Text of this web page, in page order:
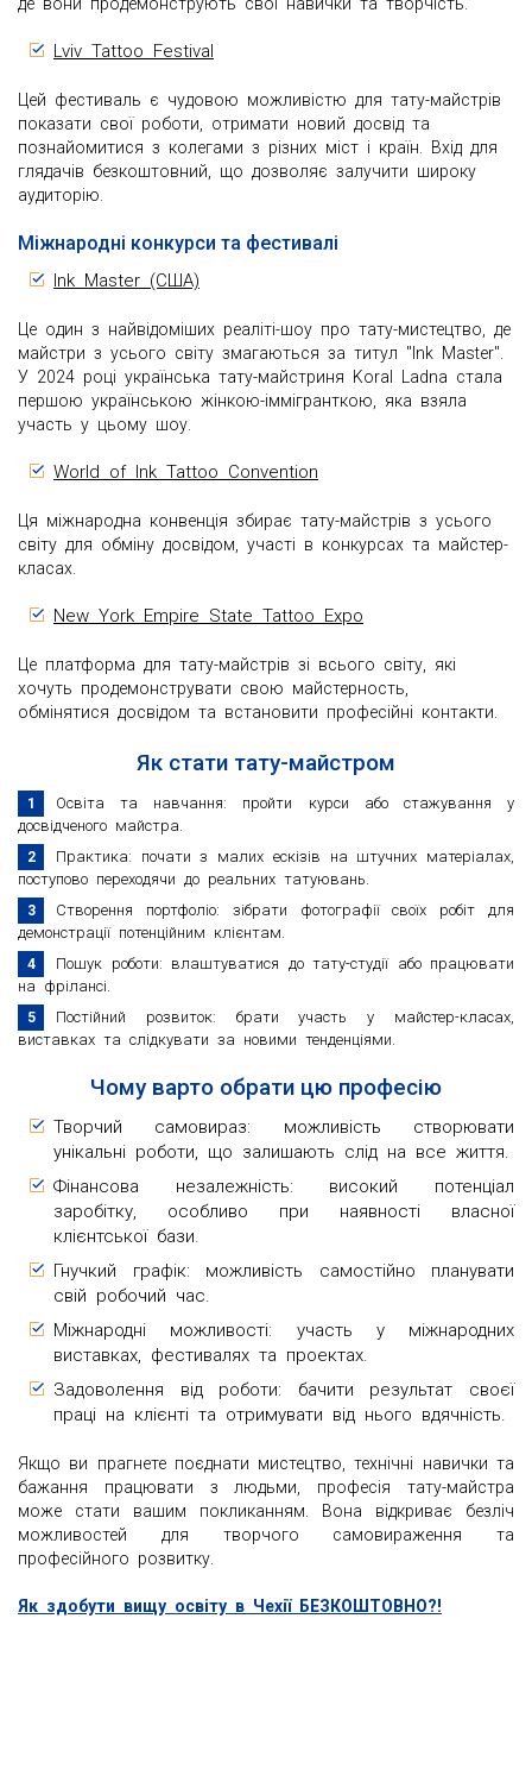
Lviv Tattoo Festival
Цей фестиваль є чудовою можливістю для тату-майстрів
показати свої роботи, отримати новий досвід та
познайомитися з колегами з різних міст і країн. Вхід для
глядачів безкоштовний, що дозволяє залучити широку
аудиторію.
Міжнародні конкурси та фестивалі
Ink Master (США)
Це один з найвідоміших реаліті-шоу про тату-мистецтво, де
майстри з усього світу змагаються за титул "Ink Master".
У 2024 році українська тату-майстриня Koral Ladna стала
першою українською жінкою-іммігранткою, яка взяла
участь у цьому шоу.
World of Ink Tattoo Convention
Ця міжнародна конвенція збирає тату-майстрів з усього
світу для обміну досвідом, участі в конкурсах та майстер-
класах.
New York Empire State Tattoo Expo
Це платформа для тату-майстрів зі всього світу, які
хочуть продемонструвати свою майстерность,
обмінятися досвідом та встановити професійні контакти.
Як стати тату-майстром
Освіта та навчання: пройти курси або стажування у
досвідченого майстра.
Практика: почати з малих ескізів на штучних матеріалах,
поступово переходячи до реальних татуювань.
Створення портфоліо: зібрати фотографії своїх робіт для
демонстрації потенційним клієнтам.
Пошук роботи: влаштуватися до тату-студії або працювати
на фрілансі.
Постійний розвиток: брати участь у майстер-класах,
виставках та слідкувати за новими тенденціями.
Чому варто обрати цю професію
Творчий самовираз: можливість створювати
унікальні роботи, що залишають слід на все життя.
Фінансова незалежність: високий потенціал
заробітку, особливо при наявності власної
клієнтської бази.
Гнучкий графік: можливість самостійно планувати
свій робочий час.
Міжнародні можливості: участь у міжнародних
виставках, фестивалях та проектах.
Задоволення від роботи: бачити результат своєї
праці на клієнті та отримувати від нього вдячність.
Якщо ви прагнете поєднати мистецтво, технічні навички та
бажання працювати з людьми, професія тату-майстра
може стати вашим покликанням. Вона відкриває безліч
можливостей для творчого самовираження та
професійного розвитку.
Як здобути вищу освіту в Чехії БЕЗКОШТОВНО?!